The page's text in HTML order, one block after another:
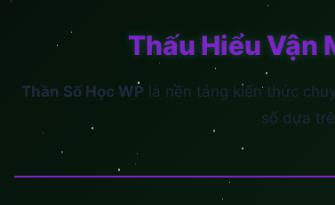
Thấu Hiểu Vận
Thần Số Học WP là nền tảng kiến thức
số dựa